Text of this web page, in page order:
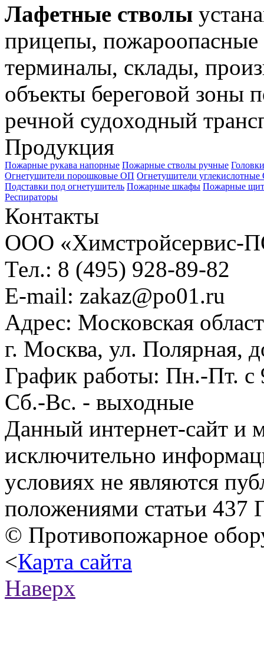
Лафетные стволы
прицепы, пожароопасные
терминалы, склады,
объекты береговой зоны
речной судоходный
Продукция
Пожарные рукава напорные Пожарные стволы ручные
Огнетушители порошковые ОП Огнетушители
Подставки под огнетушитель Пожарные шкафы Пожарные
Респираторы
Контакты
ООО «Химстройсервис-
Тел.: 8 (495) 928-89-82
E-mail: zakaz@po01.ru
Адрес: Московская
г. Москва, ул. Полярная,
График работы: Пн.-Пт. с
Сб.-Вс. - выходные
Данный интернет-сайт и
исключительно
условиях не являются
положениями статьи 437
© Противопожарное
<Карта сайта
Наверх